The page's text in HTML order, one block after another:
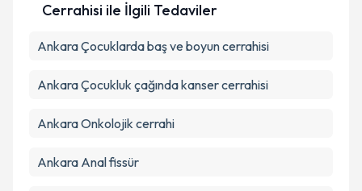
Cerrahisi ile İlgili Tedaviler
Ankara Çocuklarda baş ve boyun cerrahisi
Ankara Çocukluk çağında kanser cerrahisi
Ankara Onkolojik cerrahi
Ankara Anal fissür